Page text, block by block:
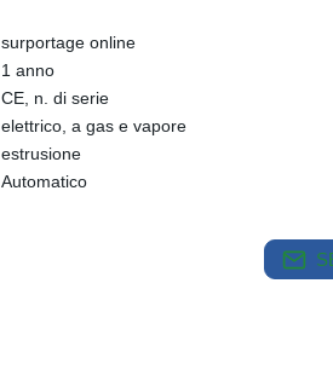
surportage online
1 anno
CE, n. di serie
elettrico, a gas e vapore
estrusione
Automatico